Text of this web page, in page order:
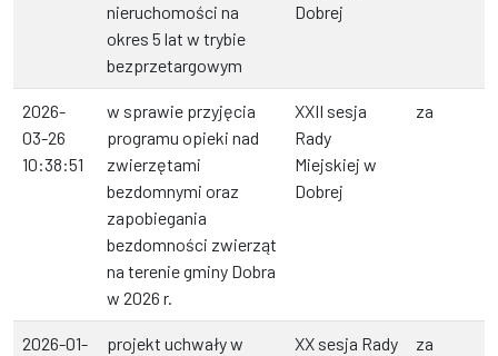
nieruchomości na
okres 5 lat w trybie
bezprzetargowym
Dobrej
2026-
03-26
10:38:51
w sprawie przyjęcia
programu opieki nad
zwierzętami
bezdomnymi oraz
zapobiegania
bezdomności zwierząt
na terenie gminy Dobra
w 2026 r.
XXII sesja
Rady
Miejskiej w
Dobrej
za
2026-01-
projekt uchwały w
XX sesja Rady
za